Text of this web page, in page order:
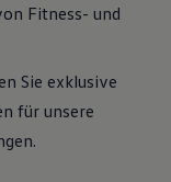
Fitness- und
Sie exklusive
für unsere